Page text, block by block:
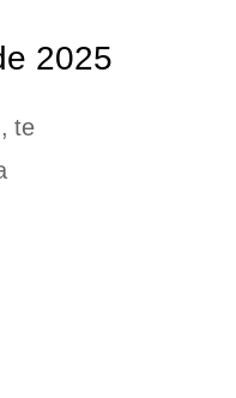
2025
te